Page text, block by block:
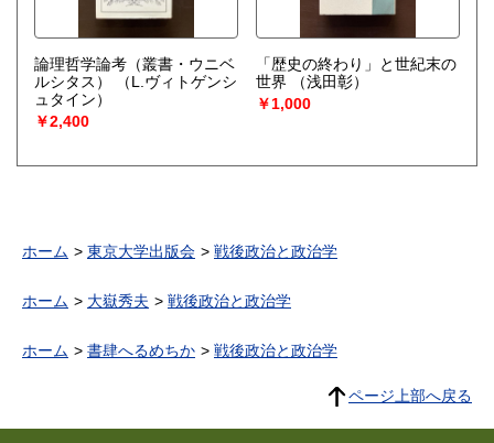
論理哲学論考（叢書・ウニベ
ルシタス）
（L.ヴィトゲンシ
ュタイン）
￥2,400
「歴史の終わり」と世紀末の
世界
（浅田彰）
￥1,000
ホーム 東京大学出版会 戦後政治と政治学
ホーム 大嶽秀夫 戦後政治と政治学
ホーム 書肆へるめちか 戦後政治と政治学
ページ上部へ戻る